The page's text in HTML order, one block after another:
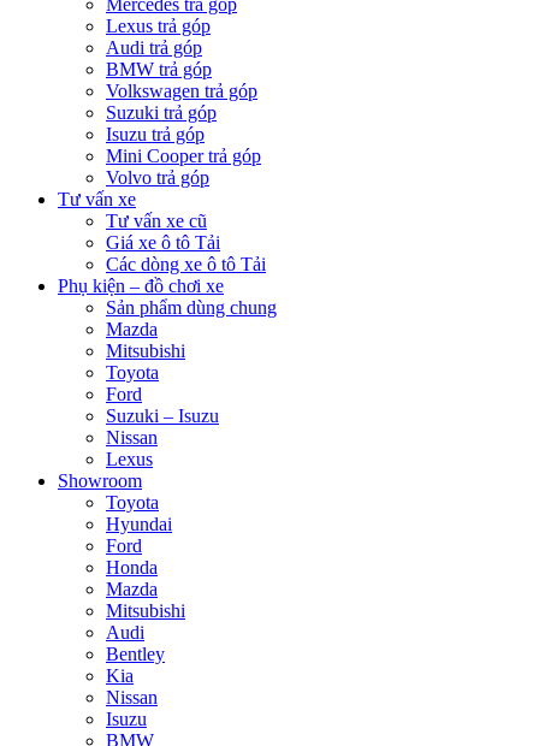
Mercedes trả góp
Lexus trả góp
Audi trả góp
BMW trả góp
Volkswagen trả góp
Suzuki trả góp
Isuzu trả góp
Mini Cooper trả góp
Volvo trả góp
Tư vấn xe
Tư vấn xe cũ
Giá xe ô tô Tải
Các dòng xe ô tô Tải
Phụ kiện – đồ chơi xe
Sản phẩm dùng chung
Mazda
Mitsubishi
Toyota
Ford
Suzuki – Isuzu
Nissan
Lexus
Showroom
Toyota
Hyundai
Ford
Honda
Mazda
Mitsubishi
Audi
Bentley
Kia
Nissan
Isuzu
BMW